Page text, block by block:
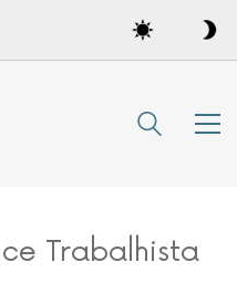
Trabalhista